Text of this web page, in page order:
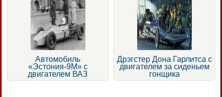
Автомобиль
«Эстония-9М» с
двигателем ВАЗ
Дрэгстер Дона Гарлитса с
двигателем за сиденьем
гонщика